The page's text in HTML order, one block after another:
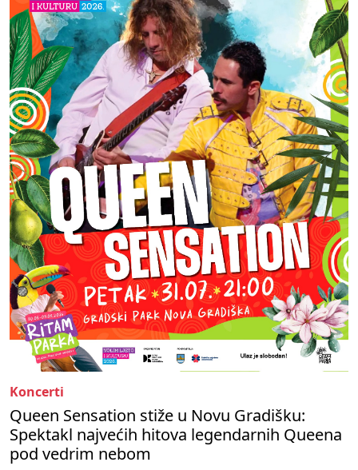
Koncerti
Queen Sensation stiže u Novu Gradišku:
Spektakl najvećih hitova legendarnih Queena
pod vedrim nebom